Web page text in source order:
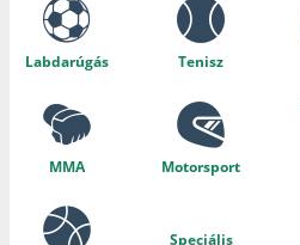
Labdarúgás Tenisz
MMA Motorsport
Speciális